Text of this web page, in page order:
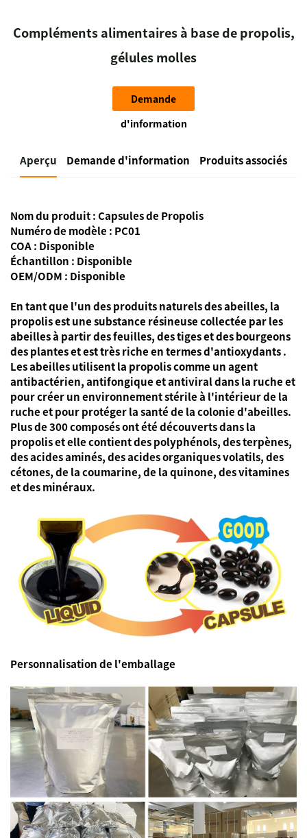
Compléments alimentaires à base de propolis,
gélules molles
Demande
d'information
Aperçu Demande d'information Produits associés
Nom du produit : Capsules de Propolis
Numéro de modèle : PC01
COA : Disponible
Échantillon : Disponible
OEM/ODM : Disponible
En tant que l'un des produits naturels des abeilles, la
propolis est une substance résineuse collectée par les
abeilles à partir des feuilles, des tiges et des bourgeons
des plantes et est trèsriche en termes d'antioxydants.
Les abeilles utilisent la propolis comme unagent
antibactérien, antifongique et antiviraldans la ruche et
pour créer un environnement stérile à l'intérieur de la
ruche et pourprotéger la santéde la colonie d'abeilles.
Plus de 300 composésont été découverts dans la
propolis et elle contientdes polyphénols, des terpènes,
des acides aminés, des acides organiques volatils, des
cétones, de la coumarine, de la quinone, des vitamines
et des minéraux.
Personnalisation de l'emballage